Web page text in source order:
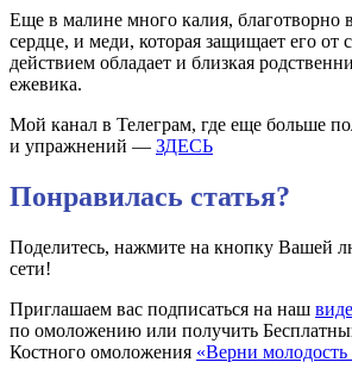
Еще в малине много калия, благотворно
сердце, и меди, которая защищает его от
действием обладает и близкая
ежевика.
Мой канал в Телеграм, где еще больше
и упражнений — ЗДЕСЬ
Понравилась статья?
Поделитесь, нажмите на кнопку Вашей
сети!
Приглашаем вас подписаться на наш
по омоложению или получить
Костного омоложения «Верни молодость